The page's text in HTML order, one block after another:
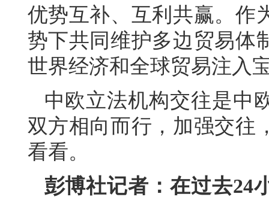
优势互补、互利共赢。作
势下共同维护多边贸易体
世界经济和全球贸易注入
中欧立法机构交往是中
双方相向而行，加强交往
看看。
彭博社记者：在过去24